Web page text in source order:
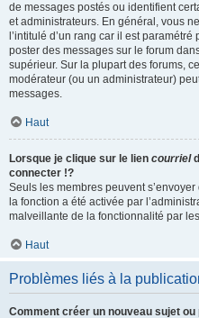
de messages postés ou identifient
et administrateurs. En général, vous
l’intitulé d’un rang car il est
poster des messages sur le forum
supérieur. Sur la plupart des forums,
modérateur (ou un administrateur)
messages.
Haut
Lorsque je clique sur le lien courriel
connecter !?
Seuls les membres peuvent
la fonction a été activée par
malveillante de la fonctionnalité par
Haut
Problèmes liés à la
Comment créer un nouveau sujet